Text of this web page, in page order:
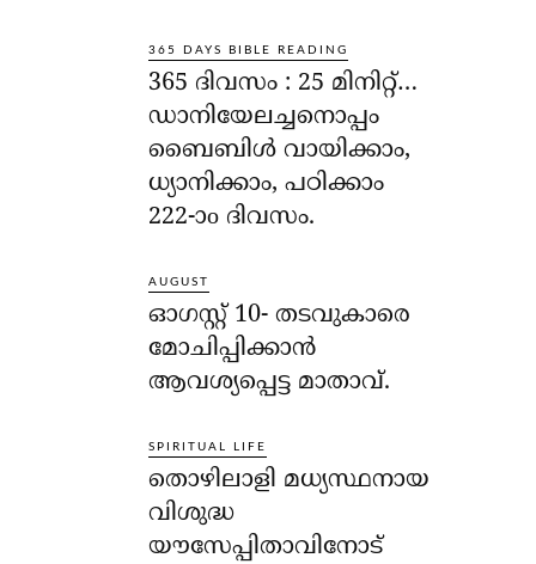
365 DAYS BIBLE READING
365 ദിവസം : 25 മിനിറ്റ്…
ഡാനിയേലച്ചനൊപ്പം
ബൈബിൾ വായിക്കാം,
ധ്യാനിക്കാം, പഠിക്കാം
222-ാo ദിവസം.
AUGUST
ഓഗസ്റ്റ് 10- തടവുകാരെ
മോചിപ്പിക്കാന്‍
ആവശ്യപ്പെട്ട മാതാവ്.
SPIRITUAL LIFE
തൊഴിലാളി മധ്യസ്ഥനായ
വിശുദ്ധ
യൗസേപ്പിതാവിനോട്